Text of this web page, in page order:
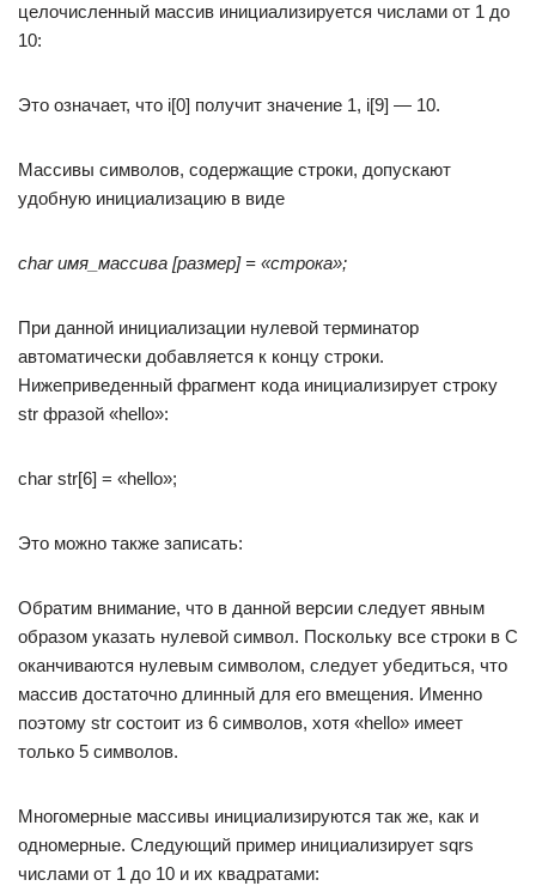
целочисленный массив инициализируется числами от 1 до
10:
Это означает, что i[0] получит значение 1, i[9] — 10.
Массивы символов, содержащие строки, допускают
удобную инициализацию в виде
char имя_массива [размер] = «строка»;
При данной инициализации нулевой терминатор
автоматически добавляется к концу строки.
Нижеприведенный фрагмент кода инициализирует строку
str фразой «hello»:
char str[6] = «hello»;
Это можно также записать:
Обратим внимание, что в данной версии следует явным
образом указать нулевой символ. Поскольку все строки в С
оканчиваются нулевым символом, следует убедиться, что
массив достаточно длинный для его вмещения. Именно
поэтому str состоит из 6 символов, хотя «hello» имеет
только 5 символов.
Многомерные массивы инициализируются так же, как и
одномерные. Следующий пример инициализирует sqrs
числами от 1 до 10 и их квадратами: